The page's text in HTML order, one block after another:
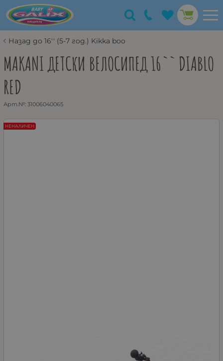
Назад до 16'' (5-7 год.) Kikka boo
MAKANI ДЕТСКИ ВЕЛОСИПЕД 16`` DIABLO
RED
Арт.№: 31006040065
НЕНАЛИЧЕН